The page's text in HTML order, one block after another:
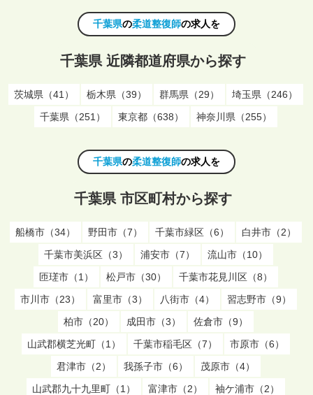
千葉県の柔道整復師の求人を
千葉県 近隣都道府県から探す
茨城県（41） 栃木県（39） 群馬県（29）
埼玉県（246）
千葉県（251）
東京都（638） 神奈川県（255）
千葉県の柔道整復師の求人を
千葉県 市区町村から探す
船橋市（34） 野田市（7） 千葉市緑区（6）
白井市（2）
千葉市美浜区（3）
浦安市（7）
流山市（10）
匝瑳市（1）
松戸市（30）
千葉市花見川区（8）
市川市（23）
富里市（3） 八街市（4）
習志野市（9）
柏市（20）
成田市（3）
佐倉市（9）
山武郡横芝光町（1）
千葉市稲毛区（7）
市原市（6）
君津市（2）
我孫子市（6）
茂原市（4）
山武郡九十九里町（1）
富津市（2）
袖ケ浦市（2）